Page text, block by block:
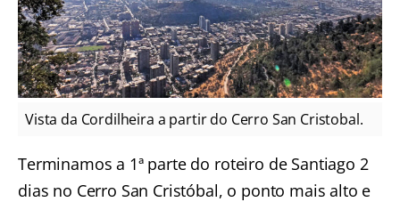
Vista da Cordilheira a partir do Cerro San Cristobal.
Terminamos a 1ª parte do roteiro de Santiago 2
dias no Cerro San Cristóbal, o ponto mais alto e